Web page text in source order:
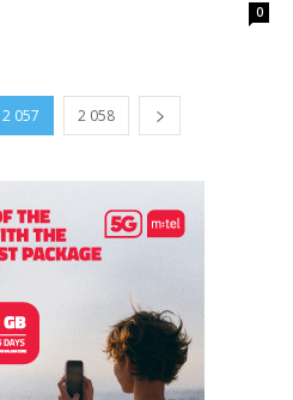
0
2 057 2 058